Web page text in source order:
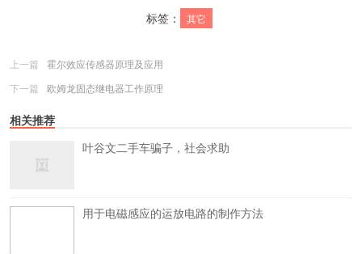
标签：
其它
上一篇
霍尔效应传感器原理及应用
下一篇
欧姆龙固态继电器工作原理
相关推荐
叶谷文二手车骗子，社会求助
用于电磁感应的运放电路的制作方法